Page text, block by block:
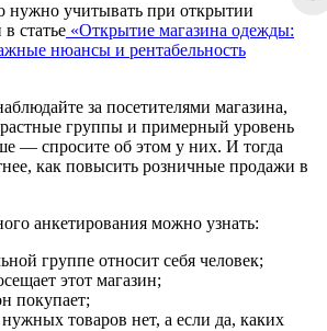
нужно учитывать при открытии
статье «Открытие магазина одежды:
нюансы и рентабельность
за посетителями магазина,
группы и примерный уровень
— спросите об этом у них. И тогда
как повысить розничные продажи в
анкетирования можно узнать:
группе относит себя человек;
этот магазин;
покупает;
товаров нет, а если да, каких